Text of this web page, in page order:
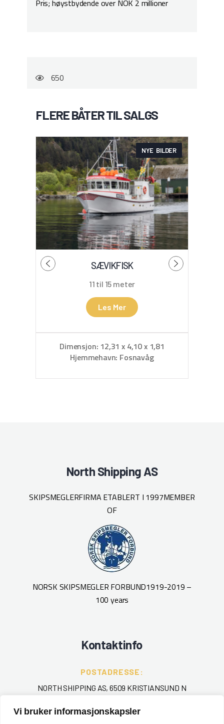
Vi bruker informasjonskapsler
Pris; høystbydende over NOK 2 millioner
650
FLERE BÅTER TIL SALGS
NYE BILDER
SÆVIKFISK
11 til 15 meter
Les Mer
Dimensjon: 12,31 x 4,10 x 1,81
Hjemmehavn: Fosnavåg
North Shipping AS
SKIPSMEGLERFIRMA ETABLERT I 1997MEMBER
OF
NORSK SKIPSMEGLER FORBUND1919-2019 –
100 years
Kontaktinfo
POSTADRESSE:
NORTH SHIPPING AS, 6509 KRISTIANSUND N
TELEFON: